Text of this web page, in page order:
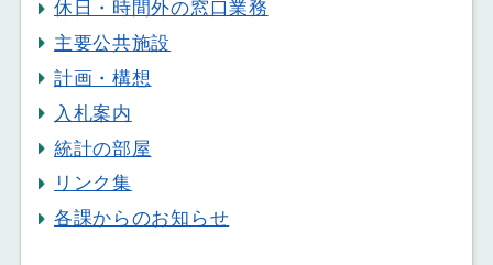
休日・時間外の窓口業務
主要公共施設
計画・構想
入札案内
統計の部屋
リンク集
各課からのお知らせ